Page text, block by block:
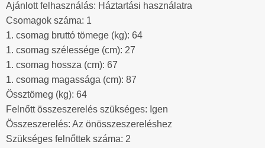
Ajánlott felhasználás: Háztartási használatra
Csomagok száma: 1
1. csomag bruttó tömege (kg): 64
1. csomag szélessége (cm): 27
1. csomag hossza (cm): 67
1. csomag magassága (cm): 87
Össztömeg (kg): 64
Felnőtt összeszerelés szükséges: Igen
Összeszerelés: Az önösszeszereléshez
Szükséges felnőttek száma: 2